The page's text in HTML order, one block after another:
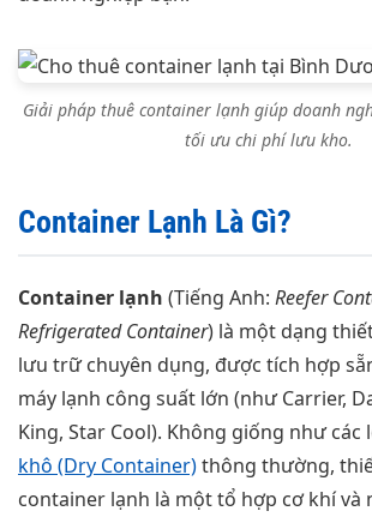
Giải pháp thuê container lạnh giúp doanh
tối ưu chi phí lưu kho.
Container Lạnh Là Gì?
Container lạnh (Tiếng Anh: Reefer
Refrigerated Container) là một dạng
lưu trữ chuyên dụng, được tích hợp
máy lạnh công suất lớn (như Carrier,
King, Star Cool). Không giống như các
khô (Dry Container)thông thường,
container lạnh là một tổ hợp cơ khí và